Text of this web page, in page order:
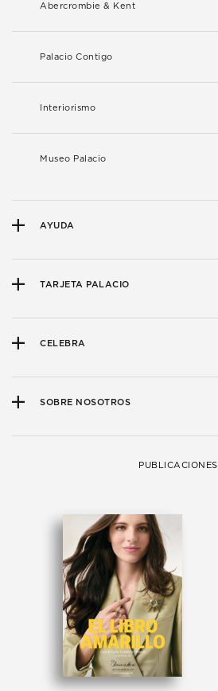
Abercrombie & Kent
Palacio Contigo
Interiorismo
Museo Palacio
AYUDA
TARJETA PALACIO
CELEBRA
SOBRE NOSOTROS
PUBLICACIONES